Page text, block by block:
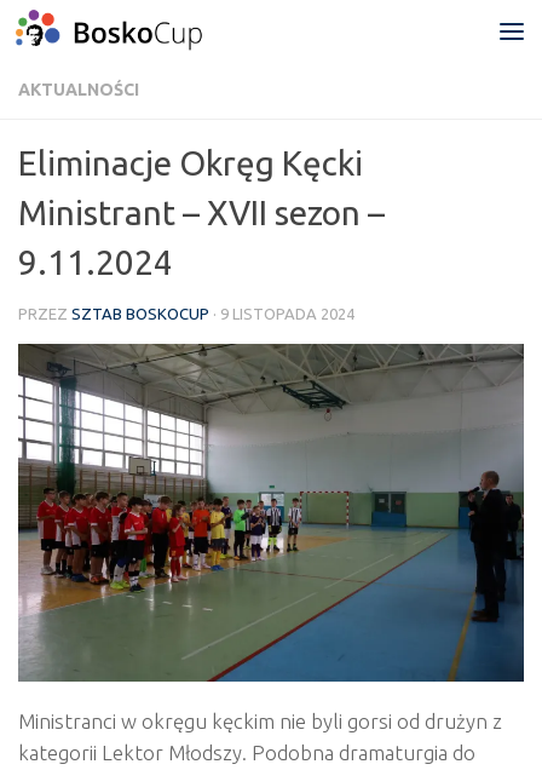
Przejdź do treści
AKTUALNOŚCI
Eliminacje Okręg Kęcki
Ministrant – XVII sezon –
9.11.2024
PRZEZ SZTAB BOSKOCUP · 9 LISTOPADA 2024
Ministranci w okręgu kęckim nie byli gorsi od drużyn z
kategorii Lektor Młodszy. Podobna dramaturgia do